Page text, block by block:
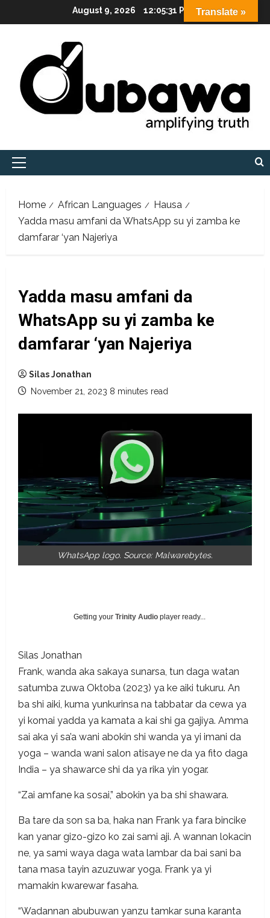
to
August 9, 2026 12:05:32 PM
Primary
Home African Languages
Hausa
Yadda masu amfani da WhatsApp su yi zamba ke
damfarar ‘yan Najeriya
Yadda masu amfani da
WhatsApp su yi zamba ke
damfarar ‘yan Najeriya
Silas Jonathan
November 21, 2023 8 minutes read
WhatsApp logo. Source: Malwarebytes.
Getting your Trinity Audio player ready...
Silas Jonathan
Frank, wanda aka sakaya sunarsa, tun daga watan
satumba zuwa Oktoba (2023) ya ke aiki tukuru. An
ba shi aiki, kuma yunkurinsa na tabbatar da cewa ya
yi komai yadda ya kamata a kai shi ga gajiya. Amma
sai aka yi sa’a wani abokin shi wanda ya yi imani da
yoga – wanda wani salon atisaye ne da ya fito daga
India – ya shawarce shi da ya rika yin yogar.
“Zai amfane ka sosai,” abokin ya ba shi shawara.
Ba tare da son sa ba, haka nan Frank ya fara bincike
kan yanar gizo-gizo ko zai sami aji. A wannan lokacin
ne, ya sami waya daga wata lambar da bai sani ba
tana masa tayin azuzuwar yoga. Frank ya yi
mamakin kwarewar fasaha.
“Wadannan abubuwan yanzu tamkar suna karanta
Translate »